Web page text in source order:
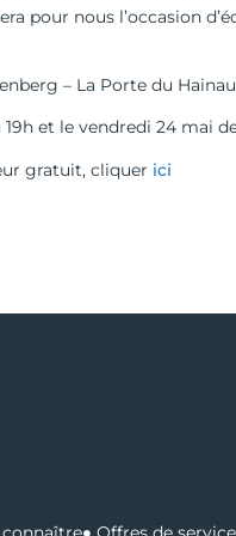
pour nous l’occasion
– La Porte du
et le vendredi 24 mai
gratuit, cliquer ici